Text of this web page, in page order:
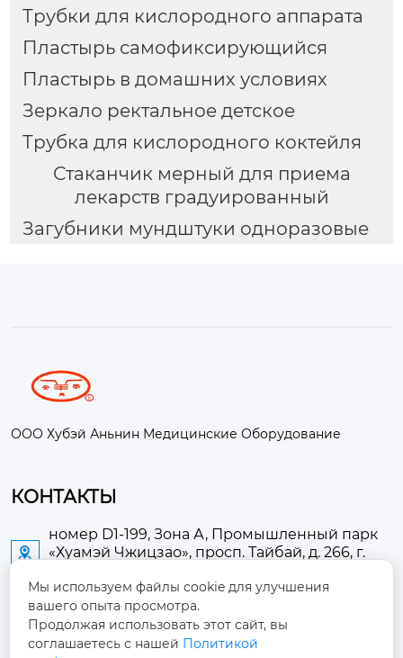
Трубки для кислородного аппарата
Пластырь самофиксирующийся
Пластырь в домашних условиях
Зеркало ректальное детское
Трубка для кислородного коктейля
Стаканчик мерный для приема
лекарств градуированный
Загубники мундштуки одноразовые
ООО Хубэй Аньнин Медицинские Оборудование
КОНТАКТЫ

номер D1-199, Зона А, Промышленный парк
«Хуамэй Чжицзао», просп. Тайбай, д. 266, г.
 2673889948@qq.com
Мы используем файлы cookie для улучшения
вашего опыта просмотра.
Продолжая использовать этот сайт, вы
соглашаетесь с нашей Политикой